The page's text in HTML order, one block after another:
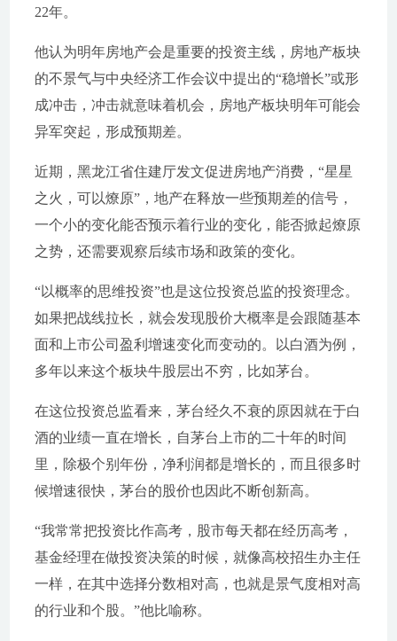
22年。
他认为明年房地产会是重要的投资主线，房地产板块
的不景气与中央经济工作会议中提出的“稳增长”或形
成冲击，冲击就意味着机会，房地产板块明年可能会
异军突起，形成预期差。
近期，黑龙江省住建厅发文促进房地产消费，“星星
之火，可以燎原”，地产在释放一些预期差的信号，
一个小的变化能否预示着行业的变化，能否掀起燎原
之势，还需要观察后续市场和政策的变化。
“以概率的思维投资”也是这位投资总监的投资理念。
如果把战线拉长，就会发现股价大概率是会跟随基本
面和上市公司盈利增速变化而变动的。以白酒为例，
多年以来这个板块牛股层出不穷，比如茅台。
在这位投资总监看来，茅台经久不衰的原因就在于白
酒的业绩一直在增长，自茅台上市的二十年的时间
里，除极个别年份，净利润都是增长的，而且很多时
候增速很快，茅台的股价也因此不断创新高。
“我常常把投资比作高考，股市每天都在经历高考，
基金经理在做投资决策的时候，就像高校招生办主任
一样，在其中选择分数相对高，也就是景气度相对高
的行业和个股。”他比喻称。